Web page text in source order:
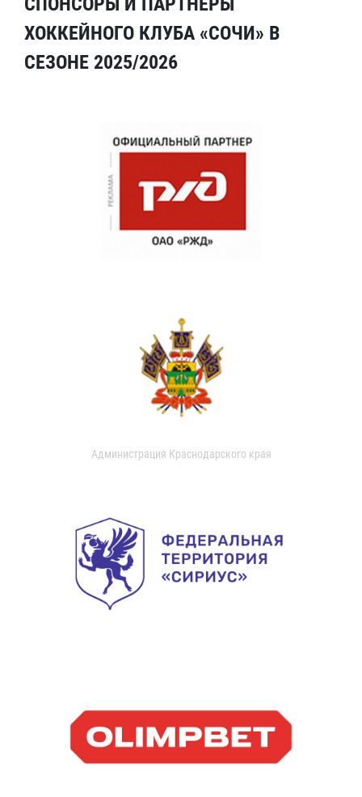
ХОККЕЙНОГО КЛУБА «СОЧИ» В
СЕЗОНЕ 2025/2026
Администрация Краснодарского края